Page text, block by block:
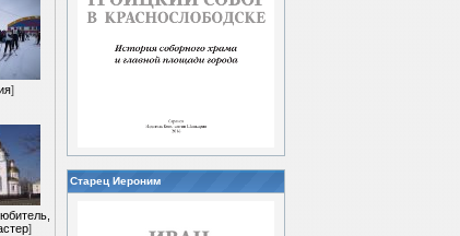
]
]
Старец Иероним